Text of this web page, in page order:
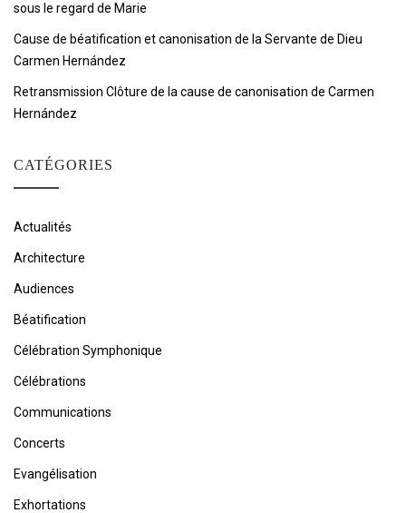
sous le regard de Marie
Cause de béatification et canonisation de la Servante de Dieu
Carmen Hernández
Retransmission Clôture de la cause de canonisation de Carmen
Hernández
CATÉGORIES
Actualités
Architecture
Audiences
Béatification
Célébration Symphonique
Célébrations
Communications
Concerts
Evangélisation
Exhortations